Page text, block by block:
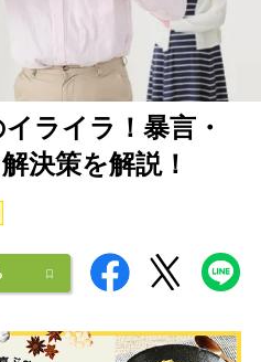
ライラ！暴言・
決策を解説！